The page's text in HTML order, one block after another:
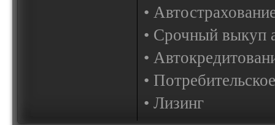
•
• Срочный выкуп
•
•
• Лизинг